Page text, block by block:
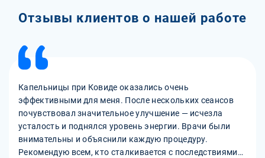
Отзывы клиентов о нашей работе
Капельницы при Ковиде оказались очень
эффективными для меня. После нескольких сеансов
почувствовал значительное улучшение — исчезла
усталость и поднялся уровень энергии. Врачи были
внимательны и объяснили каждую процедуру.
Рекомендую всем, кто сталкивается с последствиями